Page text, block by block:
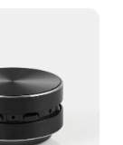
exceed